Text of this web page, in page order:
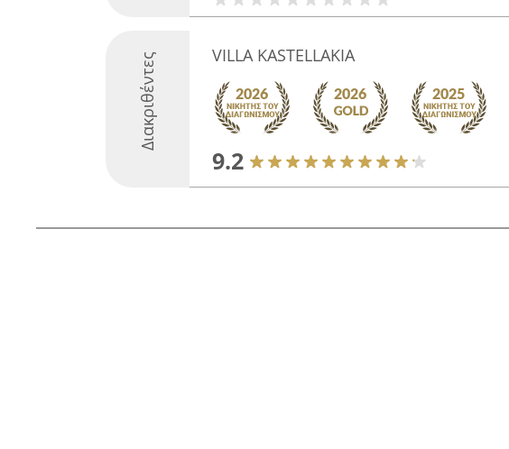
Διακριθέντες VILLA KASTELLAKIA
9.2